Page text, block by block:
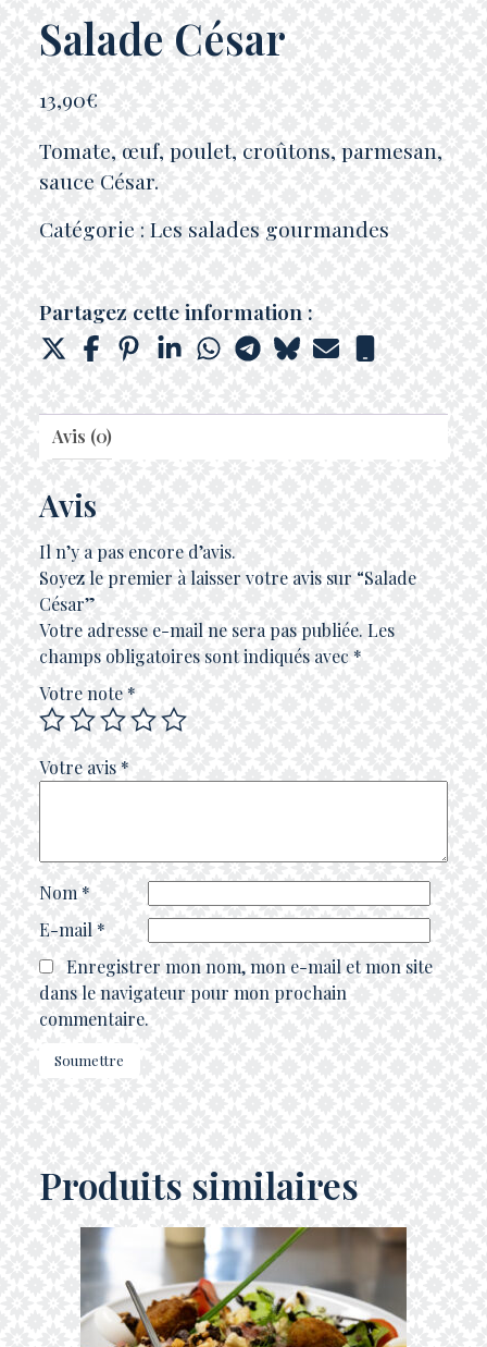
Salade César
13,90€
Tomate, œuf, poulet, croûtons, parmesan,
sauce César.
Catégorie : Les salades gourmandes
Partagez cette information :
Avis (0)
Avis
Il n’y a pas encore d’avis.
Soyez le premier à laisser votre avis sur “Salade
César”
Votre adresse e-mail ne sera pas publiée. Les
champs obligatoires sont indiqués avec*
Votre note *
Votre avis*
Nom *
E-mail *
Enregistrer mon nom, mon e-mail et mon site
dans le navigateur pour mon prochain
commentaire.
Produits similaires